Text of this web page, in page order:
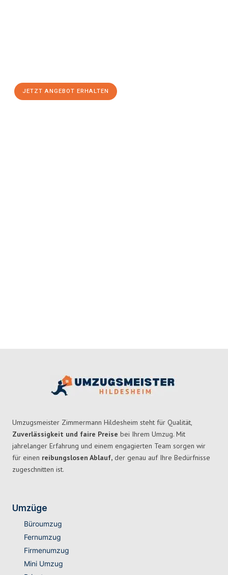
JETZT ANGEBOT ERHALTEN
Umzugsmeister Zimmermann Hildesheim steht für Qualität,
Zuverlässigkeit und faire Preise bei Ihrem Umzug. Mit
jahrelanger Erfahrung und einem engagierten Team sorgen wir
für einen reibungslosen Ablauf, der genau auf Ihre Bedürfnisse
zugeschnitten ist.
Umzüge
Büroumzug
Fernumzug
Firmenumzug
Mini Umzug